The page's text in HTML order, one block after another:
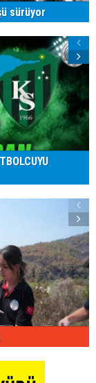
sürüyor